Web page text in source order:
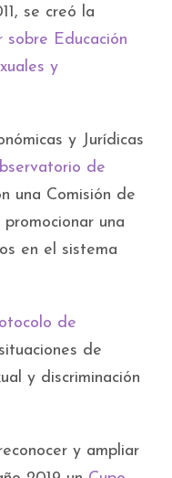
se creó la
Educación
y
y Jurídicas
de
una Comisión de
una
en el sistema
de
de
y discriminación
y ampliar